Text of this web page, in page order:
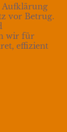
Aufklärung
vor Betrug.
wir für
effizient